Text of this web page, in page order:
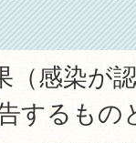
（感染が
するもの